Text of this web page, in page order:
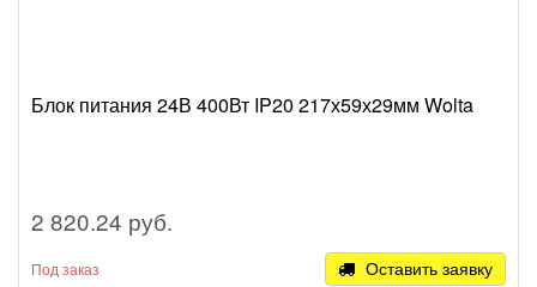
Блок питания 24В 400Вт IP20 217х59х29мм Wolta
2 820.24 руб.
Под заказ Оставить заявку